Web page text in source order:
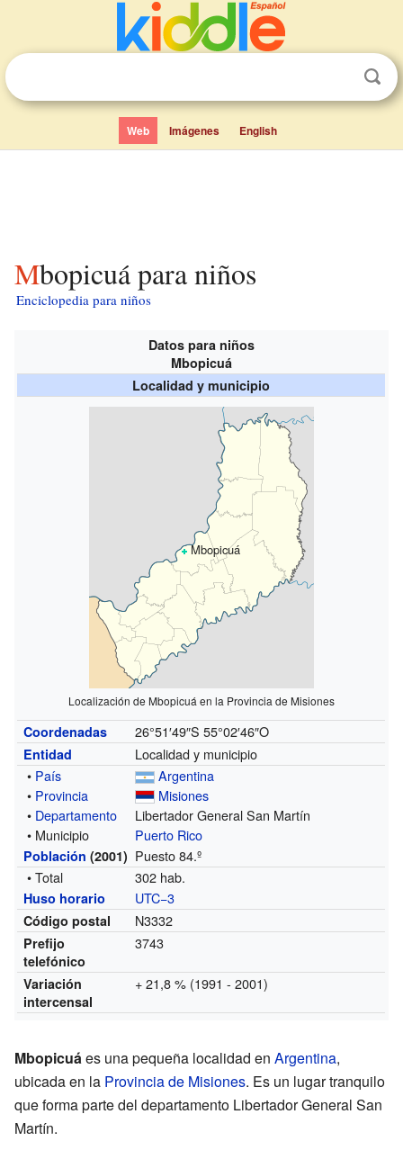
Web Imágenes English
Mbopicuá para niños
Enciclopedia para niños
Datos para niños
Mbopicuá
Localidad y municipio
Mbopicuá
Localización de Mbopicuá en la Provincia de Misiones
Coordenadas 26°51′49″S 55°02′46″O
Entidad
Localidad y municipio
• País
Argentina
• Provincia
Misiones
• Departamento
Libertador General San Martín
• Municipio
Puerto Rico
Población (2001) Puesto 84.º
• Total
302 hab.
Huso horario UTC−3
Código postal N3332
Prefijo
telefónico
3743
Variación
intercensal
+ 21,8 % (1991 - 2001)
Mbopicuáes una pequeña localidad en Argentina,
ubicada en la Provincia de Misiones. Es un lugar tranquilo
que forma parte del departamento Libertador General San
Martín.